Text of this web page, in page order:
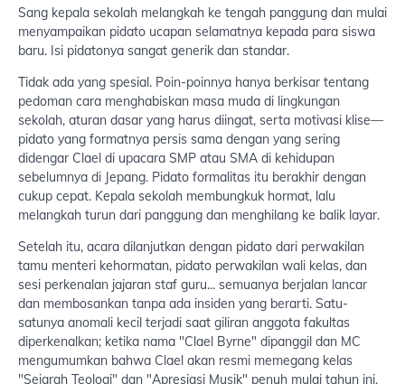
Sang kepala sekolah melangkah ke tengah panggung dan mulai
menyampaikan pidato ucapan selamatnya kepada para siswa
baru. Isi pidatonya sangat generik dan standar.
Tidak ada yang spesial. Poin-poinnya hanya berkisar tentang
pedoman cara menghabiskan masa muda di lingkungan
sekolah, aturan dasar yang harus diingat, serta motivasi klise—
pidato yang formatnya persis sama dengan yang sering
didengar Clael di upacara SMP atau SMA di kehidupan
sebelumnya di Jepang. Pidato formalitas itu berakhir dengan
cukup cepat. Kepala sekolah membungkuk hormat, lalu
melangkah turun dari panggung dan menghilang ke balik layar.
Setelah itu, acara dilanjutkan dengan pidato dari perwakilan
tamu menteri kehormatan, pidato perwakilan wali kelas, dan
sesi perkenalan jajaran staf guru... semuanya berjalan lancar
dan membosankan tanpa ada insiden yang berarti. Satu-
satunya anomali kecil terjadi saat giliran anggota fakultas
diperkenalkan; ketika nama "Clael Byrne" dipanggil dan MC
mengumumkan bahwa Clael akan resmi memegang kelas
"Sejarah Teologi" dan "Apresiasi Musik" penuh mulai tahun ini,